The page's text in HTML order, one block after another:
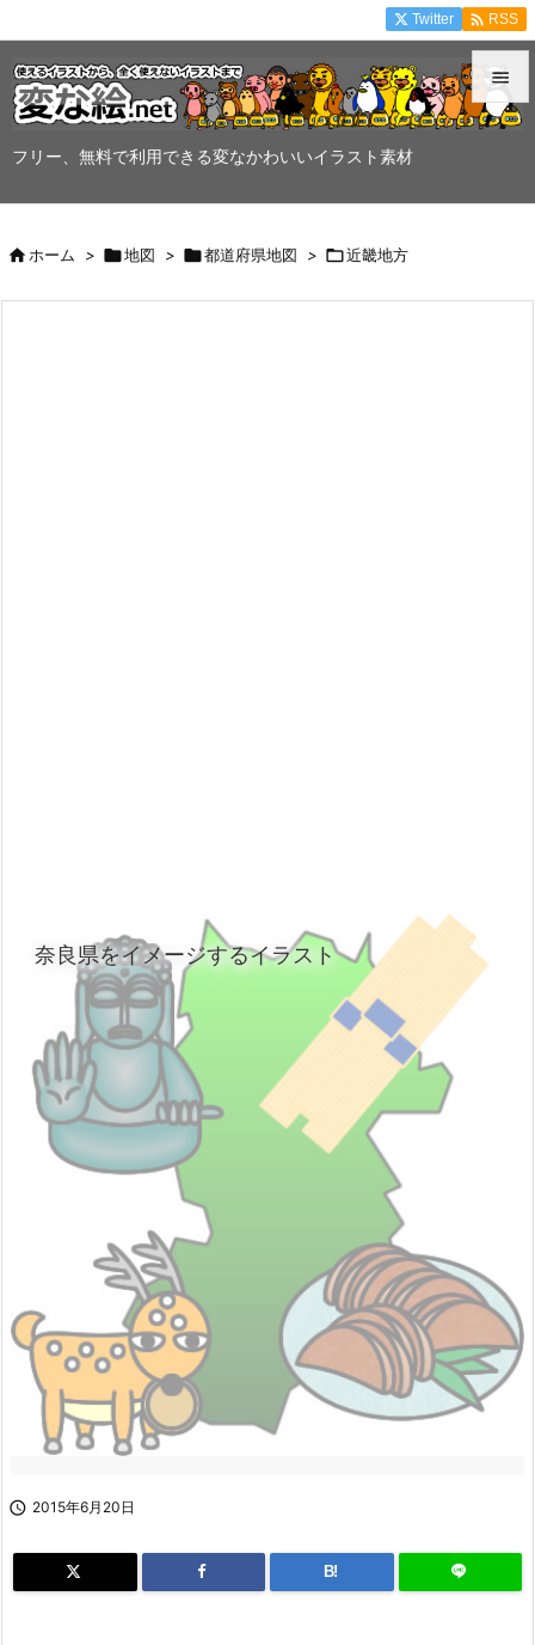
フリー、無料で利用できる変なかわいいイラスト素材


Twitter  RSS
ホーム > 地図 > 都道府県地図 > 近畿地方
奈良県をイメージするイラスト
 2015年6月20日
B!